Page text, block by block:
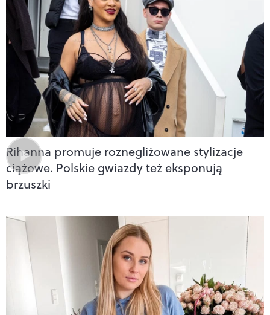
Rihanna promuje roznegliżowane stylizacje
ciążowe. Polskie gwiazdy też eksponują
brzuszki